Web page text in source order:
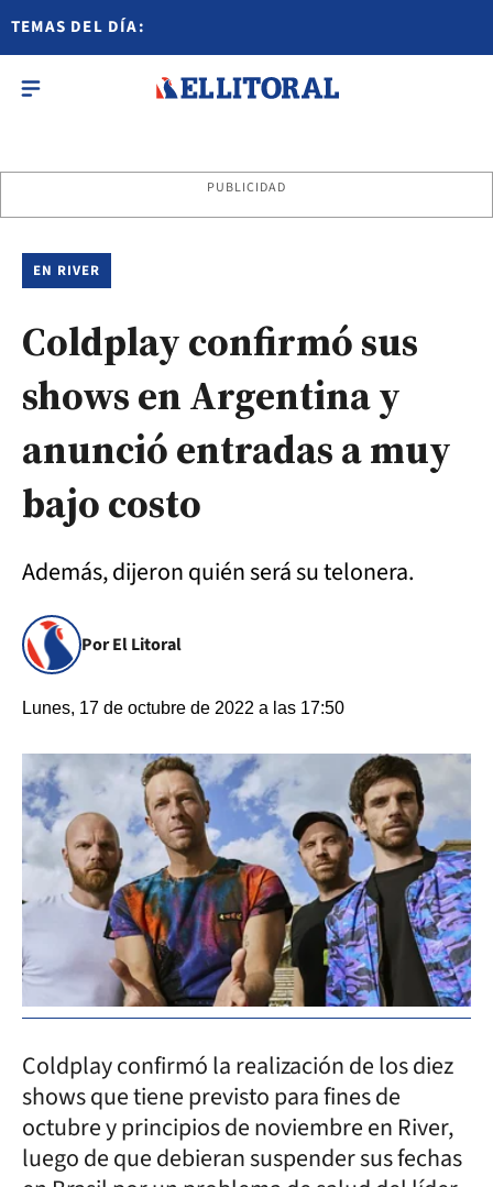
TEMAS DEL DÍA:
PUBLICIDAD
EN RIVER
Coldplay confirmó sus
shows en Argentina y
anunció entradas a muy
bajo costo
Además, dijeron quién será su telonera.
Por El Litoral
Lunes, 17 de octubre de 2022 a las 17:50
Coldplay confirmó la realización de los diez
shows que tiene previsto para fines de
octubre y principios de noviembre en River,
luego de que debieran suspender sus fechas